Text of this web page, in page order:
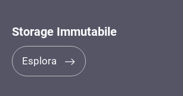
Storage Immutabile
Esplora